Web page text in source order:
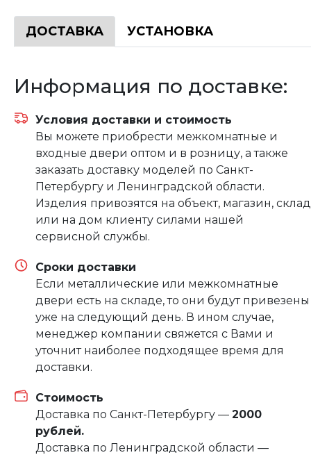
ДОСТАВКА УСТАНОВКА
Информация по доставке:
Условия доставки и стоимость
Вы можете приобрести межкомнатные и
входные двери оптом и в розницу, а также
заказать доставку моделей по Санкт-
Петербургу и Ленинградской области.
Изделия привозятся на объект, магазин, склад
или на дом клиенту силами нашей
сервисной службы.
Сроки доставки
Если металлические или межкомнатные
двери есть на складе, то они будут привезены
уже на следующий день. В ином случае,
менеджер компании свяжется с Вами и
уточнит наиболее подходящее время для
доставки.
Стоимость
Доставка по Санкт-Петербургу — 2000
рублей.
Доставка по Ленинградской области —